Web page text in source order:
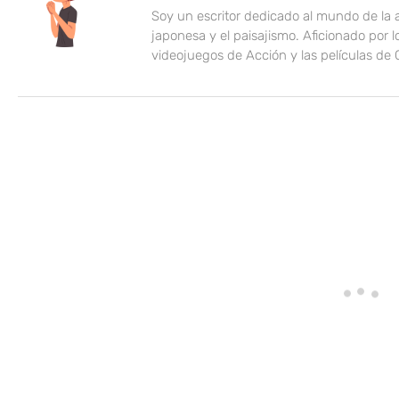
Soy un escritor dedicado al mundo de la
japonesa y el paisajismo. Aficionado por
videojuegos de Acción y las películas de